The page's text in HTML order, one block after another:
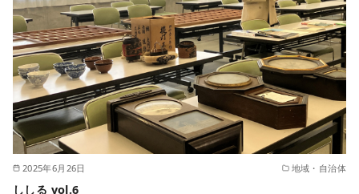
2025年6月26日 地域・自治体
ししる vol.6